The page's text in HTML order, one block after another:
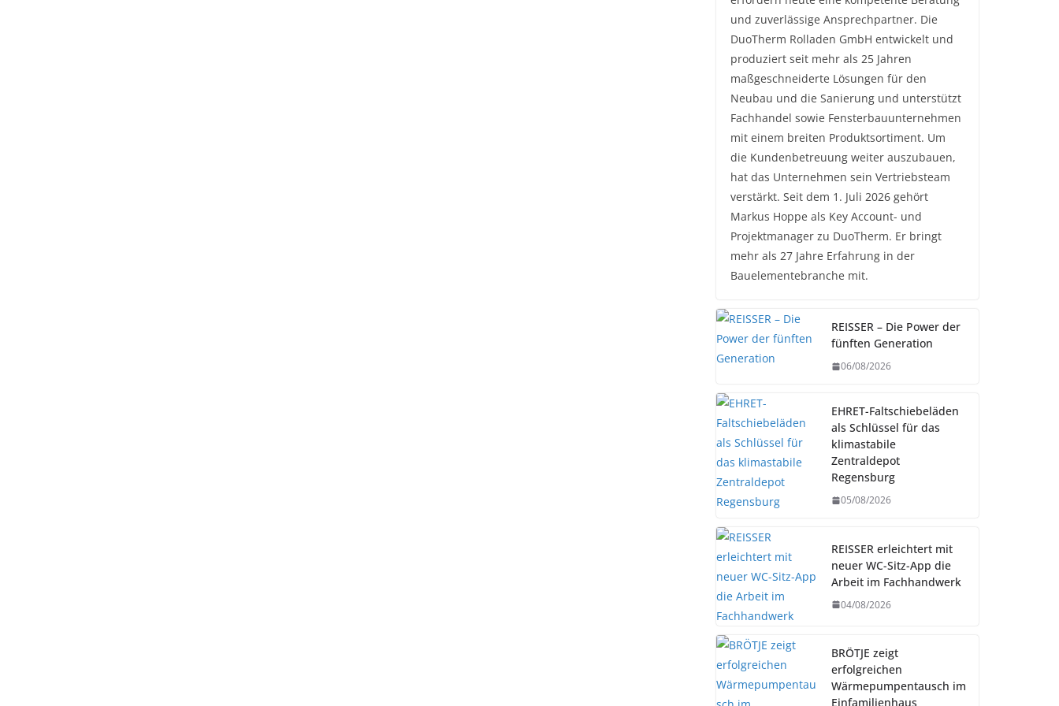
und zuverlässige Ansprechpartner. Die
DuoTherm Rolladen GmbH entwickelt und
produziert seit mehr als 25 Jahren
maßgeschneiderte Lösungen für den
Neubau und die Sanierung und unterstützt
Fachhandel sowie Fensterbauunternehmen
mit einem breiten Produktsortiment. Um
die Kundenbetreuung weiter auszubauen,
hat das Unternehmen sein Vertriebsteam
verstärkt. Seit dem 1. Juli 2026 gehört
Markus Hoppe als Key Account- und
Projektmanager zu DuoTherm. Er bringt
mehr als 27 Jahre Erfahrung in der
Bauelementebranche mit.
REISSER – Die Power der
fünften Generation
06/08/2026
EHRET-Faltschiebeläden
als Schlüssel für das
klimastabile
Zentraldepot
Regensburg
05/08/2026
REISSER erleichtert mit
neuer WC-Sitz-App die
Arbeit im Fachhandwerk
04/08/2026
BRÖTJE zeigt
erfolgreichen
Wärmepumpentausch im
Einfamilienhaus